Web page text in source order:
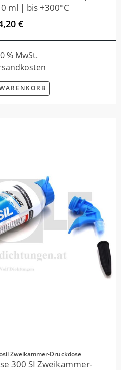
ml | bis +300°C
€
% MwSt.
Zweikammer-Druckdose
300 SI Zweikammer-